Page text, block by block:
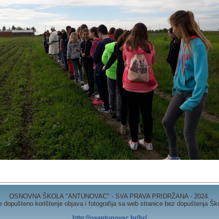
OSNOVNA ŠKOLA "ANTUNOVAC" - SVA PRAVA PRIDRŽANA - 2024.
dopušteno korištenje objava i fotografija sa web stranice bez dopuštenja